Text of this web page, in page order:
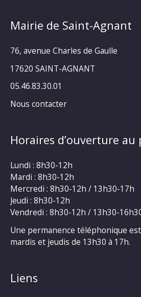
Mairie de Saint-Agnant
76, avenue Charles de Gaulle
17620 SAINT-AGNANT
05.46.83.30.01
Nous contacter
Horaires d’ouverture au
Lundi : 8h30-12h
Mardi : 8h30-12h
Mercredi : 8h30-12h / 13h30-17h
Jeudi : 8h30-12h
Vendredi : 8h30-12h / 13h30-
Une permanence téléphonique
mardis et jeudis de 13h30 à 17h.
Liens